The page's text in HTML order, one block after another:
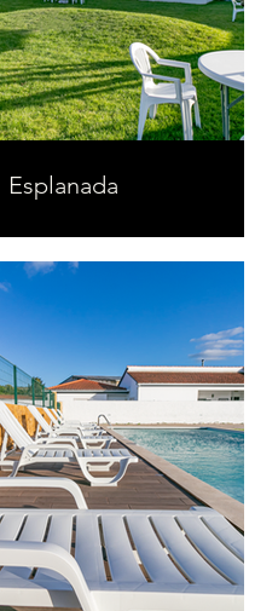
Esplanada